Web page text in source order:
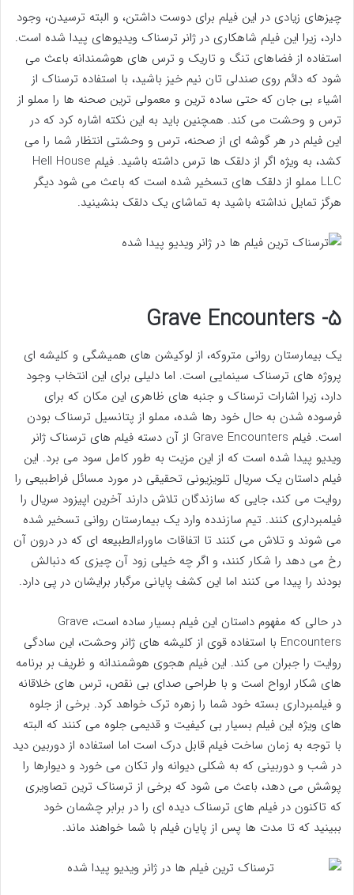
چیزهای زیادی در این فیلم برای دوست داشتن، و البته ترسیدن، وجود
دارد، زیرا این فیلم شاهکاری در ژانر ترسناک ویدیوهای پیدا شده است.
استفاده از فضاهای تنگ و تاریک و ترس های هوشمندانه باعث می
شود که دائم روی صندلی تان نیم خیز باشید، با استفاده ترسناک از
اشیاء بی جان که حتی ساده ترین و معمولی ترین صحنه ها را مملو از
ترس و وحشت می کند. همچنین باید به این نکته اشاره کرد که در
این فیلم در هر گوشه ای از صحنه، ترس و وحشتی انتظار شما را می
کشد، به ویژه اگر از دلقک ها ترس داشته باشید. فیلم Hell House
LLC مملو از دلقک های تسخیر شده است که باعث می شود دیگر
هرگز تمایل نداشته باشید به تماشای یک دلقک بنشینید.
۵- Grave Encounters
یک بیمارستان روانی متروکه، از لوکیشن های همیشگی و کلیشه ای
پروژه های ترسناک سینمایی است. اما دلیلی برای این انتخاب وجود
دارد، زیرا اشارات ترسناک و جنبه های ظاهری این مکان که برای
فرسوده شدن به حال خود رها شده، مملو از پتانسیل ترسناک بودن
است. فیلم Grave Encounters از آن دسته فیلم های ترسناک ژانر
ویدیو پیدا شده است که از این مزیت به طور کامل سود می برد. این
فیلم داستان یک سریال تلویزیونی تحقیقی در مورد مسائل فراطبیعی را
روایت می کند، جایی که سازندگان تلاش دارند آخرین اپیزود سریال را
فیلمبرداری کنند. تیم سازندده وارد یک بیمارستان روانی تسخیر شده
می شوند و تلاش می کنند تا اتفاقات ماوراءالطبیعه ای که در درون آن
رخ می دهد را شکار کنند، و اگر چه خیلی زود آن چیزی که دنبالش
بودند را پیدا می کنند اما این کشف پایانی مرگبار برایشان در پی دارد.
در حالی که مفهوم داستان این فیلم بسیار ساده است، Grave
Encounters با استفاده قوی از کلیشه های ژانر وحشت، این سادگی
روایت را جبران می کند. این فیلم هجوی هوشمندانه و ظریف بر برنامه
های شکار ارواح است و با طراحی صدای بی نقص، ترس های خلاقانه
و فیلمبرداری بسته خود شما را زهره ترک خواهد کرد. برخی از جلوه
های ویژه این فیلم بسیار بی کیفیت و قدیمی جلوه می کنند که البته
با توجه به زمان ساخت فیلم قابل درک است اما استفاده از دوربین دید
در شب و دوربینی که به شکلی دیوانه وار تکان می خورد و دیوارها را
پوشش می دهد، باعث می شود که برخی از ترسناک ترین تصاویری
که تاکنون در فیلم های ترسناک دیده ای را در برابر چشمان خود
ببینید که تا مدت ها پس از پایان فیلم با شما خواهند ماند.